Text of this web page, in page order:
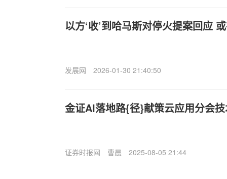
以方‘收’到哈马斯对停火提案回应
发展网 2026-01-30 21:40:50
金证AI落地路{径}献策云应用分会
证券时报网 曹晨 2025-08-05 21:44